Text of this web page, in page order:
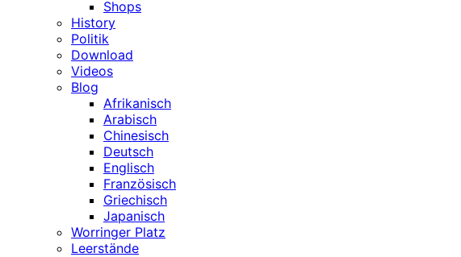
Shops
History
Politik
Download
Videos
Blog
Afrikanisch
Arabisch
Chinesisch
Deutsch
Englisch
Französisch
Griechisch
Japanisch
Worringer Platz
Leerstände